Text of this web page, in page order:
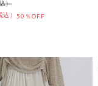
50％OFF